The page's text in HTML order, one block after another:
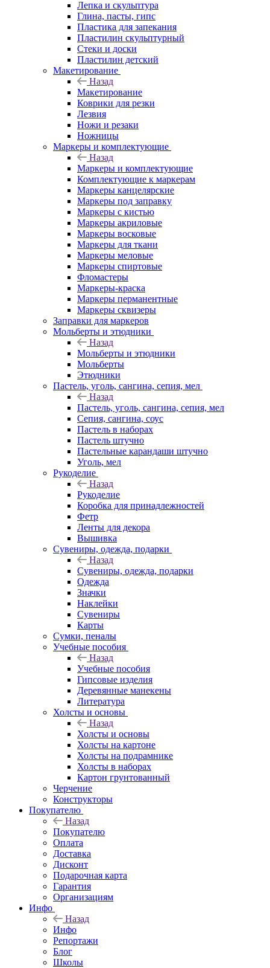
Лепка и скульптура
Глина, пасты, гипс
Пластика для запекания
Пластилин скульптурный
Стеки и доски
Пластилин детский
Макетирование
Назад
Макетирование
Коврики для резки
Лезвия
Ножи и резаки
Ножницы
Маркеры и комплектующие
Назад
Маркеры и комплектующие
Комплектующие к маркерам
Маркеры канцелярские
Маркеры под заправку
Маркеры с кистью
Маркеры акриловые
Маркеры восковые
Маркеры для ткани
Маркеры меловые
Маркеры спиртовые
Фломастеры
Маркеры-краска
Маркеры перманентные
Маркеры сквизеры
Заправки для маркеров
Мольберты и этюдники
Назад
Мольберты и этюдники
Мольберты
Этюдники
Пастель, уголь, сангина, сепия, мел
Назад
Пастель, уголь, сангина, сепия, мел
Сепия, сангина, соус
Пастель в наборах
Пастель штучно
Пастельные карандаши штучно
Уголь, мел
Рукоделие
Назад
Рукоделие
Коробка для принадлежностей
Фетр
Ленты для декора
Вышивка
Сувениры, одежда, подарки
Назад
Сувениры, одежда, подарки
Одежда
Значки
Наклейки
Сувениры
Карты
Сумки, пеналы
Учебные пособия
Назад
Учебные пособия
Гипсовые изделия
Деревянные манекены
Литература
Холсты и основы
Назад
Холсты и основы
Холсты на картоне
Холсты на подрамнике
Холсты в наборах
Картон грунтованный
Черчение
Конструкторы
Покупателю
Назад
Покупателю
Оплата
Доставка
Дисконт
Подарочная карта
Гарантия
Организациям
Инфо
Назад
Инфо
Репортажи
Блог
Школы